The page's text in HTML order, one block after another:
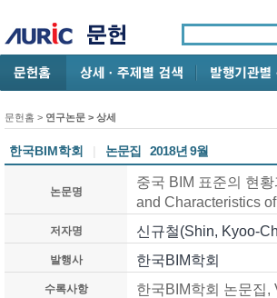
문헌홈 > 연구논문 > 상세
한국BIM학회 | 논문집 2018년 9월
논문명
중국 BIM 표준의 현
and Characteristics
저자명 신규철(Shin, Kyoo-
발행사 한국BIM학회
수록사항 한국BIM학회 논문집,